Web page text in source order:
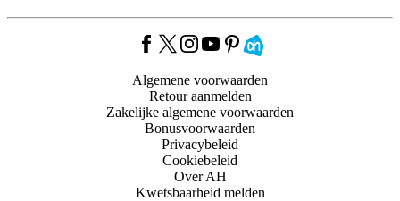
Algemene voorwaarden
Retour aanmelden
Zakelijke algemene voorwaarden
Bonusvoorwaarden
Privacybeleid
Cookiebeleid
Over AH
Kwetsbaarheid melden